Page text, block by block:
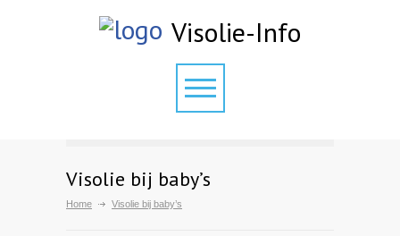
Visolie-Info
Visolie bij baby’s
Home Visolie bij baby’s